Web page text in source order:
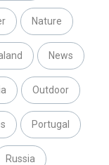
Nature
News
Outdoor
Portugal
Russia